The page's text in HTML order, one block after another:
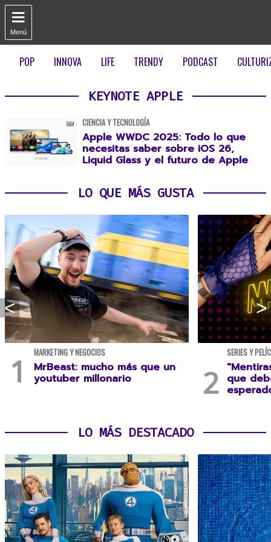

Menú
POP INNOVA LIFE TRENDY PODCAST
KEYNOTE APPLE
CIENCIA Y TECNOLOGÍA
Apple WWDC 2025: Todo lo que
necesitas saber sobre iOS 26,
Liquid Glass y el futuro de Apple
LO QUE MÁS GUSTA
MARKETING Y NEGOCIOS
MrBeast: mucho más que un
youtuber millonario
SERIES Y
que
LO MÁS DESTACADO